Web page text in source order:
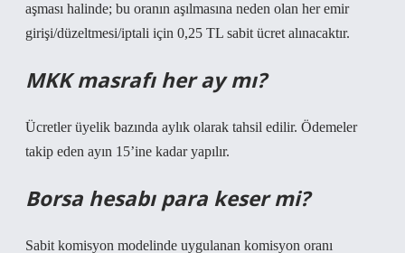
aşması halinde; bu oranın aşılmasına neden olan her emir
girişi/düzeltmesi/iptali için 0,25 TL sabit ücret alınacaktır.
MKK masrafı her ay mı?
Ücretler üyelik bazında aylık olarak tahsil edilir. Ödemeler
takip eden ayın 15’ine kadar yapılır.
Borsa hesabı para keser mi?
Sabit komisyon modelinde uygulanan komisyon oranı